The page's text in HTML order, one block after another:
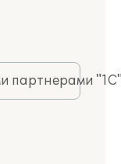
партнерами